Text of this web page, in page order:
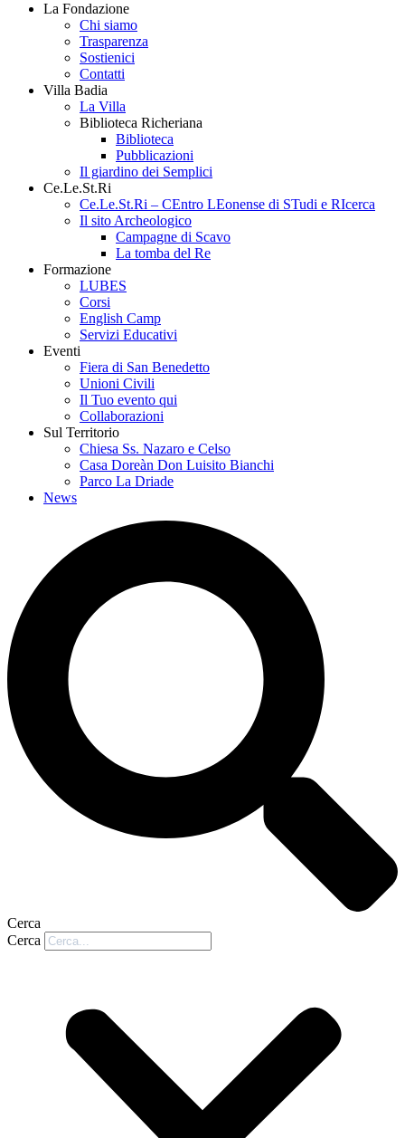
La Fondazione
Chi siamo
Trasparenza
Sostienici
Contatti
Villa Badia
La Villa
Biblioteca Richeriana
Biblioteca
Pubblicazioni
Il giardino dei Semplici
Ce.Le.St.Ri
Ce.Le.St.Ri – CEntro LEonense di STudi e RIcerca
Il sito Archeologico
Campagne di Scavo
La tomba del Re
Formazione
LUBES
Corsi
English Camp
Servizi Educativi
Eventi
Fiera di San Benedetto
Unioni Civili
Il Tuo evento qui
Collaborazioni
Sul Territorio
Chiesa Ss. Nazaro e Celso
Casa Doreàn Don Luisito Bianchi
Parco La Driade
News
Cerca
Cerca